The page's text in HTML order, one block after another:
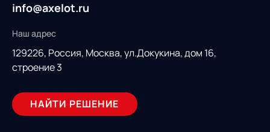
info@axelot.ru
Наш адрес
129226, Россия, Москва, ул.Докукина, дом 16,
строение 3
НАЙТИ РЕШЕНИЕ